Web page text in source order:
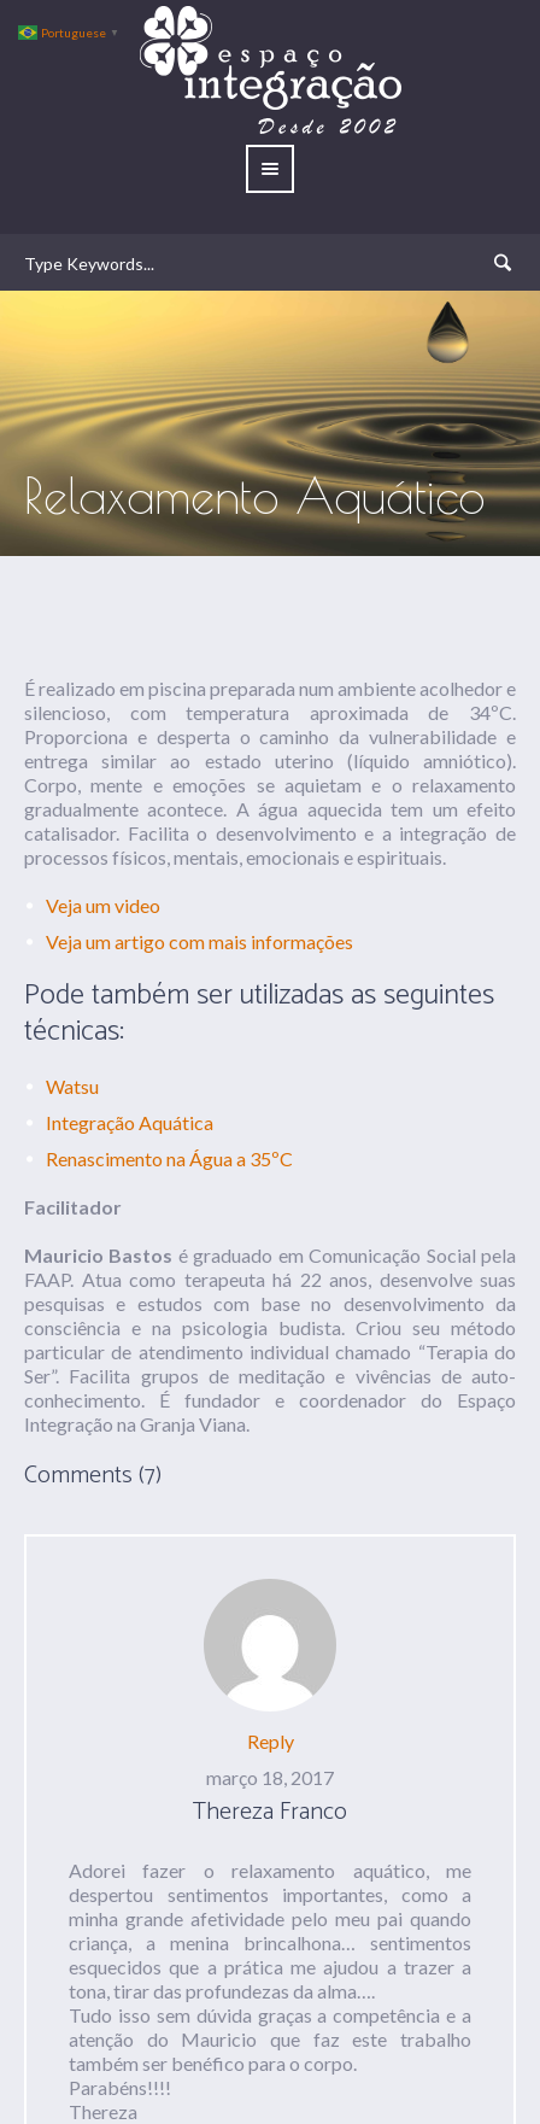
Relaxamento Aquático
É realizado em piscina preparada num ambiente acolhedor e
silencioso, com temperatura aproximada de 34ºC.
Proporciona e desperta o caminho da vulnerabilidade e
entrega similar ao estado uterino (líquido amniótico).
Corpo, mente e emoções se aquietam e o relaxamento
gradualmente acontece. A água aquecida tem um efeito
catalisador. Facilita o desenvolvimento e a integração de
processos físicos, mentais, emocionais e espirituais.
Veja um video
Veja um artigo com mais informações
Pode também ser utilizadas as seguintes
técnicas:
Watsu
Integração Aquática
Renascimento na Água a 35ºC
Facilitador
Mauricio Bastos é graduado em Comunicação Social pela
FAAP. Atua como terapeuta há 22 anos, desenvolve suas
pesquisas e estudos com base no desenvolvimento da
consciência e na psicologia budista. Criou seu método
particular de atendimento individual chamado “Terapia do
Ser”. Facilita grupos de meditação e vivências de auto-
conhecimento. É fundador e coordenador do Espaço
Integração na Granja Viana.
Comments (7)
Reply
março 18, 2017
Thereza Franco
Adorei fazer o relaxamento aquático, me
despertou sentimentos importantes, como a
minha grande afetividade pelo meu pai quando
criança, a menina brincalhona… sentimentos
esquecidos que a prática me ajudou a trazer a
tona, tirar das profundezas da alma….
Tudo isso sem dúvida graças a competência e a
atenção do Mauricio que faz este trabalho
também ser benéfico para o corpo.
Parabéns!!!!
Thereza
Portuguese ▼